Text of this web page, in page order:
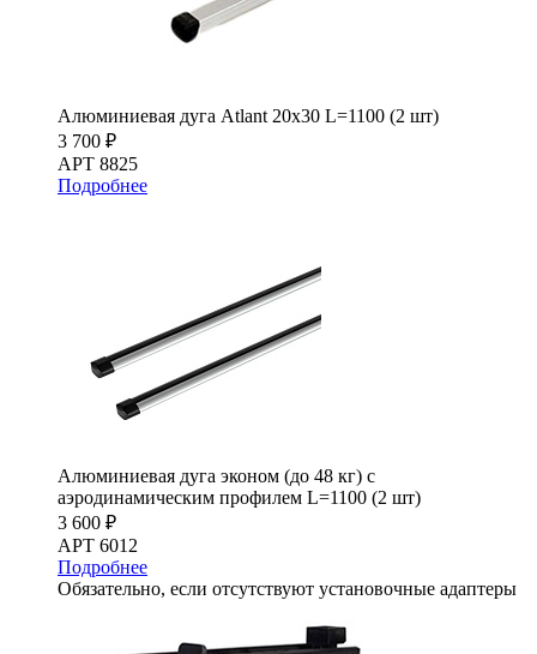
Алюминиевая дуга Atlant 20х30 L=1100 (2 шт)
3 700 ₽
АРТ 8825
Подробнее
Алюминиевая дуга эконом (до 48 кг) с
аэродинамическим профилем L=1100 (2 шт)
3 600 ₽
АРТ 6012
Подробнее
Обязательно, если отсутствуют установочные адаптеры